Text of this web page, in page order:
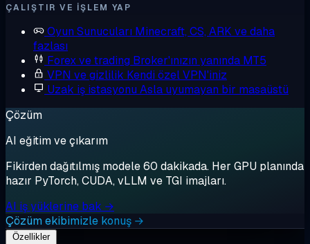
ÇALIŞTIR VE IŞLEM YAP
Oyun Sunucuları Minecraft, CS, ARK ve daha
fazlası
Forex ve trading Broker'ınızın yanında MT5
VPN ve gizlilik Kendi özel VPN'iniz
Uzak iş istasyonu Asla uyumayan bir masaüstü
Çözüm
AI eğitim ve çıkarım
Fikirden dağıtılmış modele 60 dakikada. Her GPU planında
hazır PyTorch, CUDA, vLLM ve TGI imajları.
AI iş yüklerine bak →
Çözüm ekibimizle konuş →
Özellikler